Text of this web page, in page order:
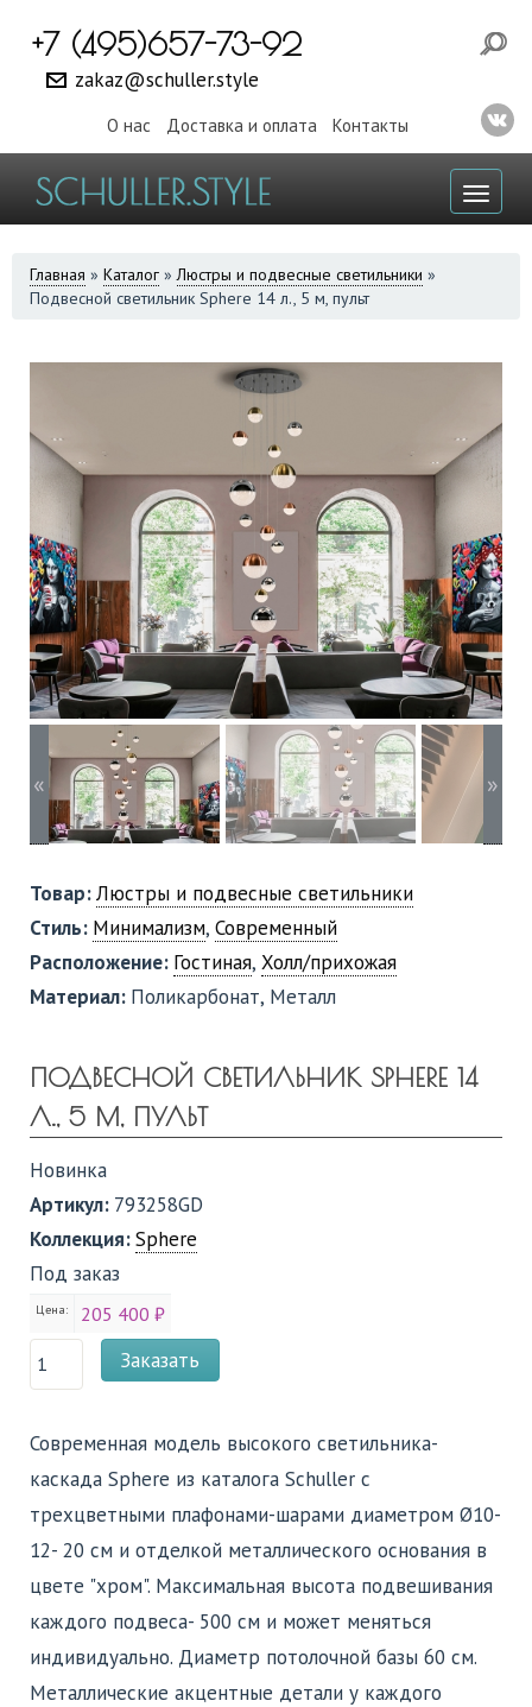
+7 (495)657-73-92
zakaz@schuller.style
О нас Доставка и оплата Контакты
ВЫ
ЗДЕСЬ
Главная » Каталог » Люстры и подвесные светильники »
Подвесной светильник Sphere 14 л., 5 м, пульт
« »
Товар:Люстры и подвесные светильники
Стиль: Минимализм, Современный
Расположение: Гостиная, Холл/прихожая
Материал: Поликарбонат, Металл
ПОДВЕСНОЙ СВЕТИЛЬНИК SPHERE 14
Л., 5 М, ПУЛЬТ
Новинка
Артикул: 793258GD
Коллекция:Sphere
Под заказ
Цена: 205 400 ₽
Заказать
Современная модель высокого светильника-
каскада Sphere из каталога Schuller c
трехцветными плафонами-шарами диаметром Ø10-
12- 20 cм и отделкой металлического основания в
цвете "хром". Максимальная высота подвешивания
каждого подвеса- 500 см и может меняться
индивидуально. Диаметр потолочной базы 60 см.
Металлические акцентные детали у каждого